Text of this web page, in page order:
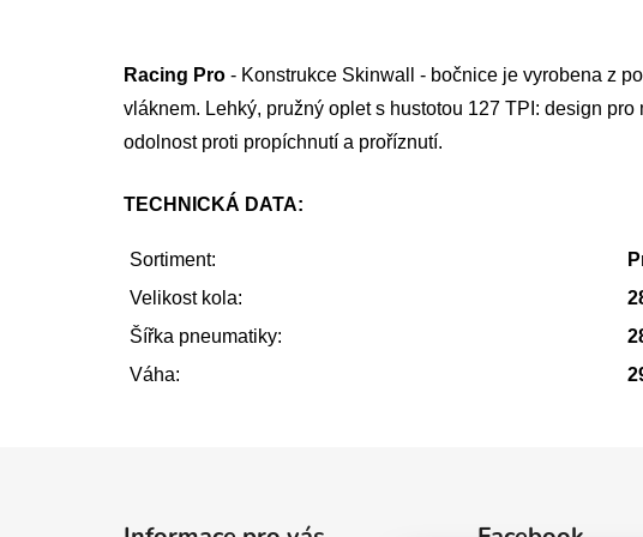
Racing Pro - Konstrukce Skinwall - bočnice je vyrobena z
vláknem. Lehký, pružný oplet s hustotou 127 TPI: design
odolnost proti propíchnutí a proříznutí.
TECHNICKÁ DATA:
Sortiment:
Velikost kola:
Šířka pneumatiky:
Váha: